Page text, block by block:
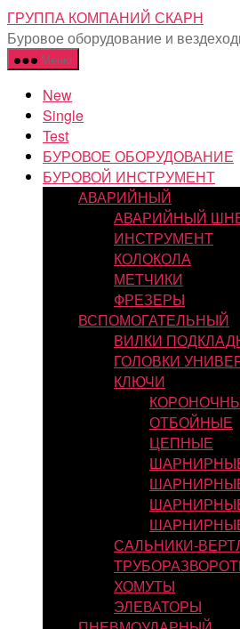
Перейти
к
содержимому
ГРУППА КОМПАНИЙ СКАРН
Буровое оборудование и
Меню
New
Single
Test
БУРОВОЕ ОБОРУДОВАНИЕ
БУРОВОЙ ИНСТРУМЕНТ
АВАРИЙНЫЙ
АВАРИЙНЫЙ
ИНСТРУМЕНТ
КОЛОКОЛА
МЕТЧИКИ
ФРЕЗЕРЫ
ВСПОМОГАТЕЛЬНЫЙ
ВИЛКИ
ГОЛОВКИ
КЛЮЧИ
ОТБОЙНЫЕ
ЦЕПНЫЕ
САЛЬНИКИ-
ХОМУТЫ
ЭЛЕВАТОРЫ